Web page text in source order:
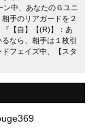
ン中、あなたのＧユニ
手のリアガードを２
【自】【(R)】：あ
なら、相手は１枚引
フェイズ中、【スタ